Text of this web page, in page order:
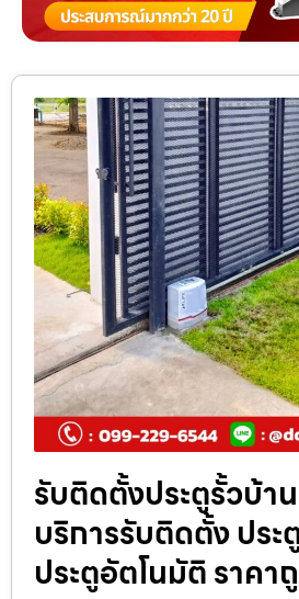
รับติดตั้งประตูรั้วบ้า
บริการรับติดตั้ง ประ
ประตูอัตโนมัติ ราคา